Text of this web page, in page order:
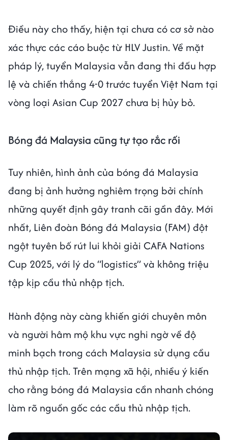
Điều này cho thấy, hiện tại chưa có cơ sở nào
xác thực các cáo buộc từ HLV Justin. Về mặt
pháp lý, tuyển Malaysia vẫn đang thi đấu hợp
lệ và chiến thắng 4-0 trước tuyển Việt Nam tại
vòng loại Asian Cup 2027 chưa bị hủy bỏ.
Bóng đá Malaysia cũng tự tạo rắc rối
Tuy nhiên, hình ảnh của bóng đá Malaysia
đang bị ảnh hưởng nghiêm trọng bởi chính
những quyết định gây tranh cãi gần đây. Mới
nhất, Liên đoàn Bóng đá Malaysia (FAM) đột
ngột tuyên bố rút lui khỏi giải CAFA Nations
Cup 2025, với lý do “logistics” và không triệu
tập kịp cầu thủ nhập tịch.
Hành động này càng khiến giới chuyên môn
và người hâm mộ khu vực nghi ngờ về độ
minh bạch trong cách Malaysia sử dụng cầu
thủ nhập tịch. Trên mạng xã hội, nhiều ý kiến
cho rằng bóng đá Malaysia cần nhanh chóng
làm rõ nguồn gốc các cầu thủ nhập tịch.